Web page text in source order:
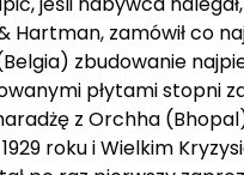
Hartman, zamówił co
zbudowanie
płytami stopni
z Orchha
roku i Wielkim